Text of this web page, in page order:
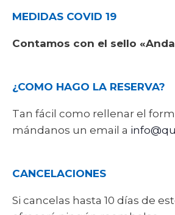
MEDIDAS COVID 19
Contamos con el sello
¿COMO HAGO LA RESERVA?
Tan fácil como rellenar el
mándanos un email a
CANCELACIONES
Si cancelas hasta 10 días de